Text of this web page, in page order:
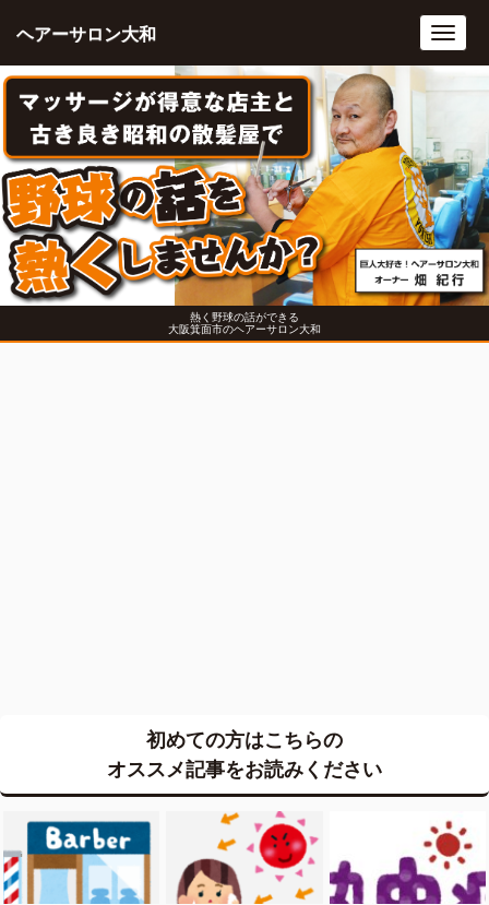
熱く野球の話ができる
大阪箕面市のヘアーサロン大和
ヘアーサロン大和
初めての方はこちらの
オススメ記事をお読みください